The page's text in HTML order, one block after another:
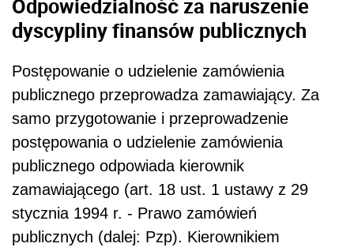
dyscypliny finansów publicznych
Postępowanie o udzielenie zamówienia
publicznego przeprowadza zamawiający. Za
samo przygotowanie i przeprowadzenie
postępowania o udzielenie zamówienia
publicznego odpowiada kierownik
zamawiającego (art. 18 ust. 1 ustawy z 29
stycznia 1994 r. - Prawo zamówień
publicznych (dalej: Pzp). Kierownikiem